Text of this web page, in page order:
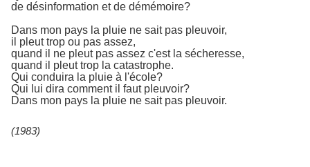
de désinformation et de démémoire?
Dans mon pays la pluie ne sait pas pleuvoir,
il pleut trop ou pas assez,
quand il ne pleut pas assez c'est la sécheresse,
quand il pleut trop la catastrophe.
Qui conduira la pluie à l'école?
Qui lui dira comment il faut pleuvoir?
Dans mon pays la pluie ne sait pas pleuvoir.
(1983)